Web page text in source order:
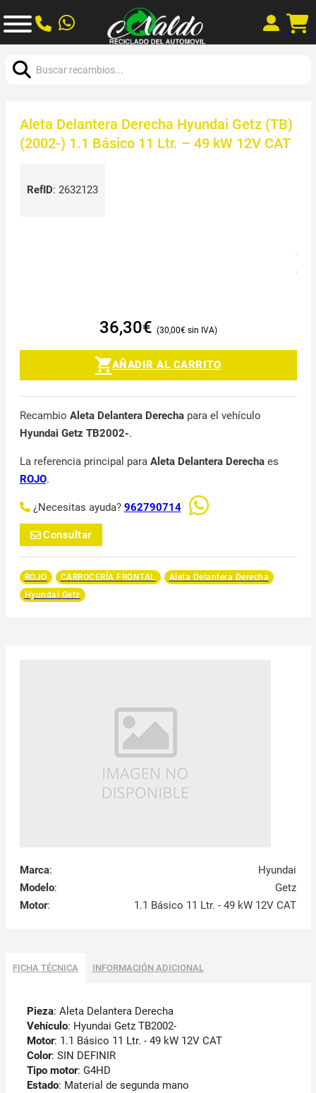
Aleta Delantera Derecha Hyundai Getz (TB)
(2002-) 1.1 Básico 11 Ltr. – 49 kW 12V CAT
RefID: 2632123
36,30€ 30,00€
AÑADIR AL CARRITO
Recambio Aleta Delantera Derechapara el vehículo
Hyundai Getz TB2002-.
La referencia principal para Aleta Delantera Derechaes
ROJO.
¿Necesitas ayuda? 962790714
Consultar
ROJO CARROCERÍA FRONTAL
Aleta Delantera Derecha
Hyundai Getz
Marca:
Hyundai
Modelo:
Getz
Motor: 1.1 Básico 11 Ltr. - 49 kW 12V CAT
FICHA TÉCNICA INFORMACIÓN ADICIONAL
Pieza: Aleta Delantera Derecha
Vehículo: Hyundai Getz TB2002-
Motor: 1.1 Básico 11 Ltr. - 49 kW 12V CAT
Color: SIN DEFINIR
Tipo motor: G4HD
Estado: Material de segunda mano